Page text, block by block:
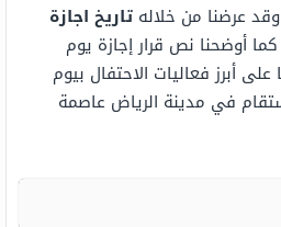
عرضنا من خلاله تاريخ اجازة
كما أوضحنا نص قرار إجازة يوم
أبرز فعاليات الاحتفال بيوم
في مدينة الرياض عاصمة